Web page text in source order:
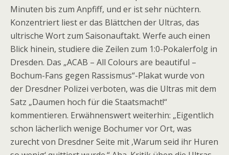
Minuten bis zum Anpfiff, und er ist sehr nüchtern.
Konzentriert liest er das Blättchen der Ultras, das
ultrische Wort zum Saisonauftakt. Werfe auch einen
Blick hinein, studiere die Zeilen zum 1:0-Pokalerfolg in
Dresden. Das „ACAB – All Colours are beautiful –
Bochum-Fans gegen Rassismus“-Plakat wurde von
der Dresdner Polizei verboten, was die Ultras mit dem
Satz „Daumen hoch für die Staatsmacht!“
kommentieren. Erwähnenswert weiterhin: „Eigentlich
schon lächerlich wenige Bochumer vor Ort, was
zurecht von Dresdner Seite mit ,Warum seid ihr Huren